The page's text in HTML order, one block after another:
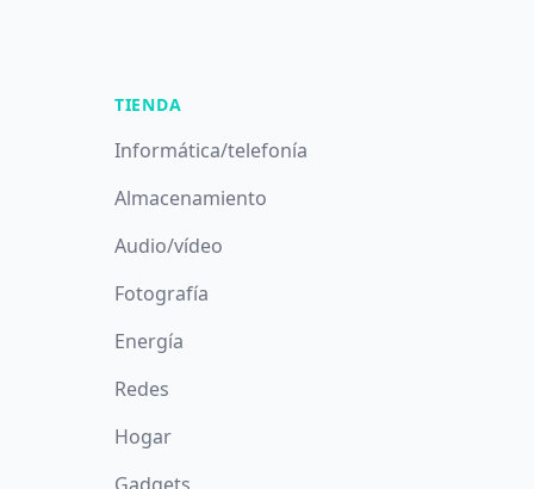
TIENDA
Informática/telefonía
Almacenamiento
Audio/vídeo
Fotografía
Energía
Redes
Hogar